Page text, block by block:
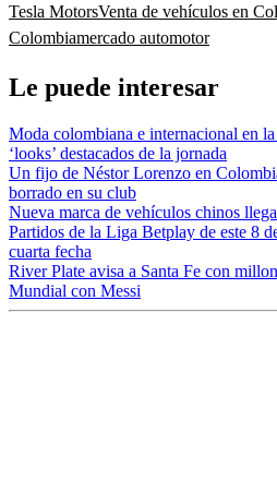
Tesla MotorsVenta de vehículos en
Colombiamercado automotor
Le puede interesar
Moda colombiana e internacional en
‘looks’ destacados de la jornada
Un fijo de Néstor Lorenzo en
borrado en su club
Nueva marca de vehículos chinos
Partidos de la Liga Betplay de este 8
cuarta fecha
River Plate avisa a Santa Fe con
Mundial con Messi